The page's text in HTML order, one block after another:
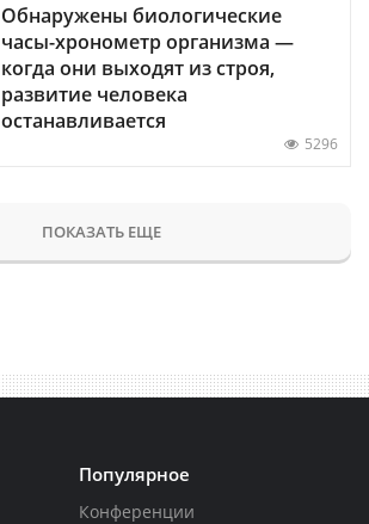
Обнаружены биологические
часы-хронометр организма —
когда они выходят из строя,
развитие человека
останавливается
5296
ПОКАЗАТЬ ЕЩЕ
Популярное
Конференции